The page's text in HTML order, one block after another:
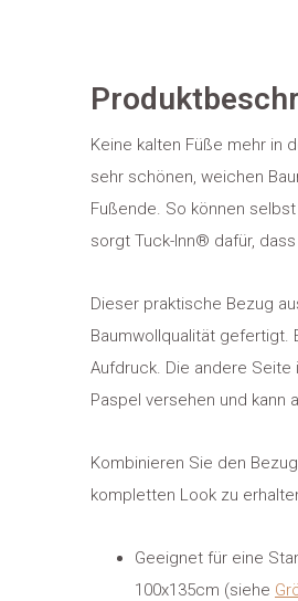
Keine kalten Füße mehr in
sehr schönen, weichen
Fußende. So können
sorgt Tuck-Inn® dafür,
Dieser praktische Bezug
Baumwollqualität gefertigt.
Aufdruck. Die andere
Paspel versehen und kann
Kombinieren Sie den
kompletten Look zu
Geeignet für eine
100x135cm (siehe